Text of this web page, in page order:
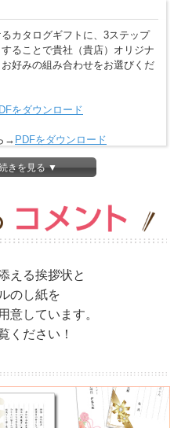
カタログギフトに、3ステップ
ることで貴社（貴店）オリジナ
好みの組み合わせをお選びくだ
をダウンロード
→ PDFをダウンロード
時間をいただきます。
す。
）にて
表紙・裏の3ページ）
くださいませ。
きを見る ▼
える挨拶状と
のし紙を
意しています。
ください！